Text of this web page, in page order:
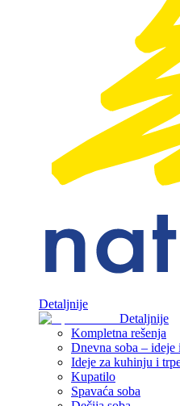
Detaljnije
Detaljnije
Kompletna rešenja
Dnevna soba – ideje
Ideje za kuhinju i
Kupatilo
Spavaća soba